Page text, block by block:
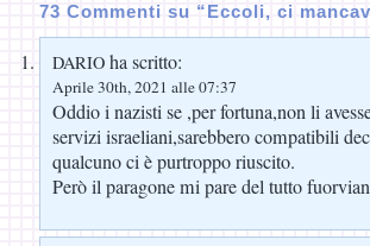
73 Commenti su “Eccoli, ci
DARIO ha scritto:
Aprile 30th, 2021 alle 07:37
Oddio i nazisti se ,per fortuna,non li
servizi israeliani,sarebbero compatibili
qualcuno ci è purtroppo riuscito.
Però il paragone mi pare del tutto